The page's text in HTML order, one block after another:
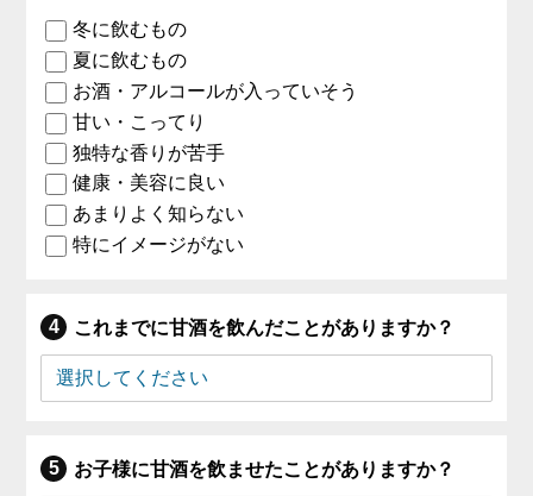
冬に飲むもの
夏に飲むもの
お酒・アルコールが入っていそう
甘い・こってり
独特な香りが苦手
健康・美容に良い
あまりよく知らない
特にイメージがない
これまでに甘酒を飲んだことがありますか？
お子様に甘酒を飲ませたことがありますか？